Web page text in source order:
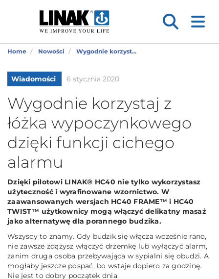
Home Nowości Wygodnie korzyst...
Wiadomości 6 stycznia 2020
Wygodnie korzystaj z
łóżka wypoczynkowego
dzięki funkcji cichego
alarmu
Dzięki pilotowi LINAK® HC40 nie tylko wykorzystasz
użyteczność i wyrafinowane wzornictwo. W
zaawansowanych wersjach HC40 FRAME™ i HC40
TWIST™ użytkownicy mogą włączyć delikatny masaż
jako alternatywę dla porannego budzika.
Wszyscy to znamy. Gdy budzik się włącza wcześnie rano,
nie zawsze zdążysz włączyć drzemkę lub wyłączyć alarm,
zanim druga osoba przebywająca w sypialni się obudzi. A
mogłaby jeszcze pospać, bo wstaje dopiero za godzinę.
Nie jest to dobry początek dnia.